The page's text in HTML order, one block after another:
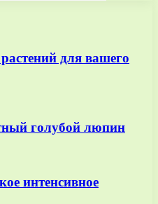
для вашего
голубой люпин
интенсивное